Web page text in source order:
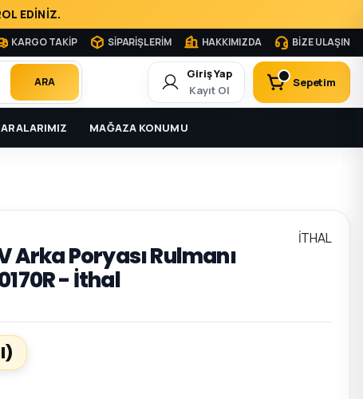
EDİNİZ.
KARGO TAKİP SİPARİŞLERİM HAKKIMIZDA BİZE ULAŞIN
ARA
Giriş Yap
Kayıt Ol
Sepetim
MAĞAZA KONUMU
Arka Poryası Rulmanı
- İthal
İTHAL